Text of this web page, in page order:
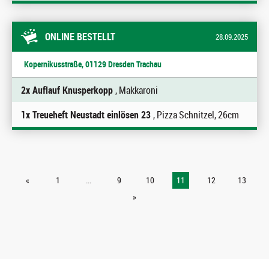
ONLINE BESTELLT 28.09.2025
Kopernikusstraße, 01129 Dresden Trachau
2x Auflauf Knusperkopp, Makkaroni
1x Treueheft Neustadt einlösen 23, Pizza Schnitzel, 26cm
« 1 ... 9 10 11 12
13
»